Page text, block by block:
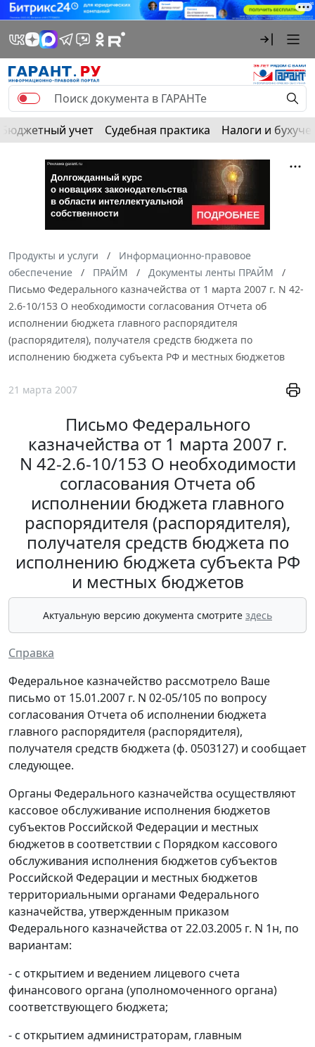
Бюджетный учет Судебная практика Налоги и
Продукты и услуги
Информационно-правовое
обеспечение
ПРАЙМ
Документы ленты ПРАЙМ
Письмо Федерального казначейства от 1 марта 2007 г. N 42-
2.6-10/153 О необходимости согласования Отчета об
исполнении бюджета главного распорядителя
(распорядителя), получателя средств бюджета по
исполнению бюджета субъекта РФ и местных бюджетов
21 марта 2007
Письмо Федерального
казначейства от 1 марта 2007 г.
N 42-2.6-10/153 О необходимости
согласования Отчета об
исполнении бюджета главного
распорядителя (распорядителя),
получателя средств бюджета по
исполнению бюджета субъекта РФ
и местных бюджетов
Актуальную версию документа смотрите здесь
Справка
Федеральное казначейство рассмотрело Ваше
письмо от 15.01.2007 г. N 02-05/105 по вопросу
согласования Отчета об исполнении бюджета
главного распорядителя (распорядителя),
получателя средств бюджета (ф. 0503127) и сообщает
следующее.
Органы Федерального казначейства осуществляют
кассовое обслуживание исполнения бюджетов
субъектов Российской Федерации и местных
бюджетов в соответствии с Порядком кассового
обслуживания исполнения бюджетов субъектов
Российской Федерации и местных бюджетов
территориальными органами Федерального
казначейства, утвержденным приказом
Федерального казначейства от 22.03.2005 г. N 1н, по
вариантам:
- с открытием и ведением лицевого счета
финансового органа (уполномоченного органа)
соответствующего бюджета;
- с открытием администраторам, главным